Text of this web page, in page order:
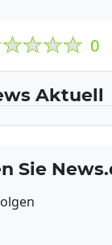
0
Aktuell
Sie